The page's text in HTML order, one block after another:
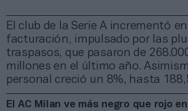
El club de la Serie A incrementó
facturación, impulsado por las
traspasos, que pasaron de
millones en el último año.
personal creció un 8%, hasta
El AC Milan ve más negro que rojo